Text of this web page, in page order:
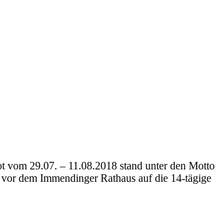
vom 29.07. – 11.08.2018 stand unter den Motto
dem Immendinger Rathaus auf die 14-tägige